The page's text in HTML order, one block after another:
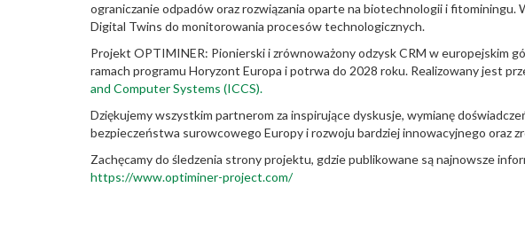
ograniczanie odpadów oraz rozwiązania oparte na biotechnologii i
Digital Twins do monitorowania procesów technologicznych.
Projekt OPTIMINER: Pionierski i zrównoważony odzysk CRM w europejskim
ramach programu Horyzont Europa i potrwa do 2028 roku. Realizowany jest
and Computer Systems (ICCS).
Dziękujemy wszystkim partnerom za inspirujące dyskusje, wymianę
bezpieczeństwa surowcowego Europy i rozwoju bardziej innowacyjnego oraz
Zachęcamy do śledzenia strony projektu, gdzie publikowane są najnowsze
https://www.optiminer-project.com/